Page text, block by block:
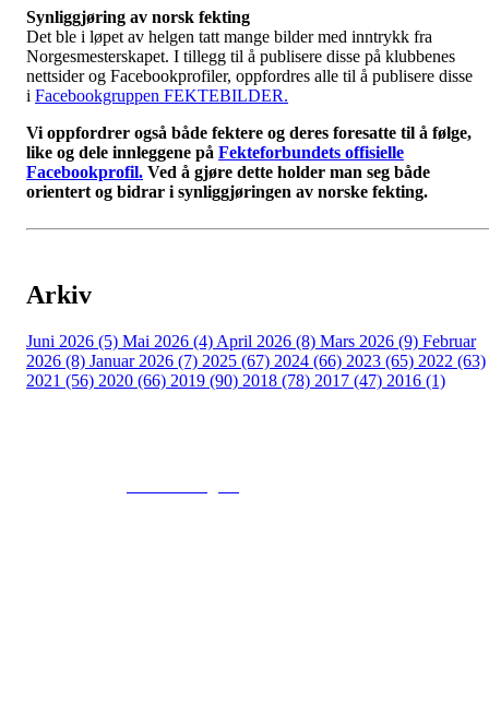
Synliggjøring av norsk fekting
Det ble i løpet av helgen tatt mange bilder med inntrykk fra
Norgesmesterskapet. I tillegg til å publisere disse på klubbenes
nettsider og Facebookprofiler, oppfordres alle til å publisere disse
i Facebookgruppen FEKTEBILDER.
Vi oppfordrer også både fektere og deres foresatte til å følge,
like og dele innleggene på Fekteforbundets offisielle
Facebookprofil. Ved å gjøre dette holder man seg både
orientert og bidrar i synliggjøringen av norske fekting.
Arkiv
Juni 2026 (5) Mai 2026 (4) April 2026 (8) Mars 2026 (9) Februar
2026 (8) Januar 2026 (7) 2025 (67) 2024 (66) 2023 (65) 2022 (63)
2021 (56) 2020 (66) 2019 (90) 2018 (78) 2017 (47) 2016 (1)